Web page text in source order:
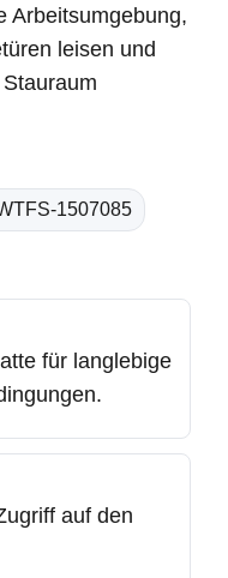
Arbeitsumgebung,
leisen und
1507085
für langlebige
auf den